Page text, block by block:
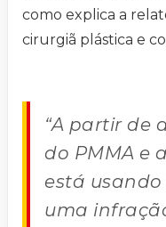
como explica a
cirurgiã plástica e
“A partir de
do PMMA e
está usando
uma